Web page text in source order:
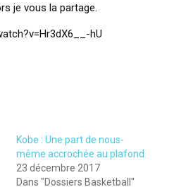
je vous la partage.
hU
Kobe : Une part de nous-
même accrochée au plafond
23 décembre 2017
Dans "Dossiers Basketball"